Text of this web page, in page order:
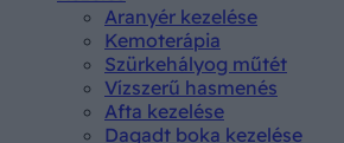
Aranyér kezelése
Kemoterápia
Szürkehályog műtét
Vízszerű hasmenés
Afta kezelése
Dagadt boka kezelése